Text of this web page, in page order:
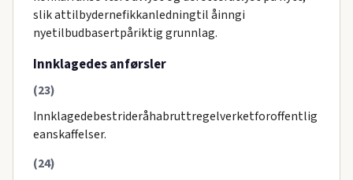
slik attilbydernefikkanledningtil åinngi
nyetilbudbasertpåriktig grunnlag.
Innklagedes anførsler
(23)
Innklagedebestrideråhabruttregelverketforoffentlig
eanskaffelser.
(24)